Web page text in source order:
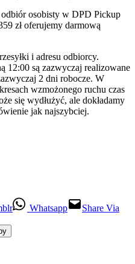
osobisty w DPD Pickup
zł oferujemy darmową
i adresu odbiorcy.
12:00 są zazwyczaj realizowane
2 dni robocze. W
wzmożonego ruchu czas
się wydłużyć, ale dokładamy
jak najszybciej.
Whatsapp
Share Via